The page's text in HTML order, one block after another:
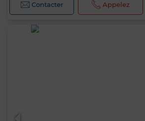
Contacter Appelez